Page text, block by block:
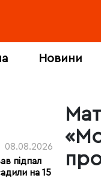
Новини
08.08.2026
підпал
на 15